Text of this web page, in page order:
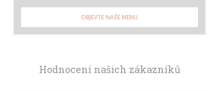
Hodnocení našich zákazníků
OBJEVTE NAŠE MENU